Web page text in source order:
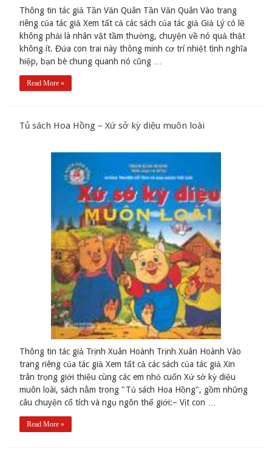
Thông tin tác giả Tần Vǎn Quân Tần Vǎn Quân Vào trang
riêng của tác giả Xem tất cả các sách của tác giả Giả Lý có lẽ
không phải là nhân vật tầm thường, chuyện về nó quả thật
không ít. Đứa con trai này thông minh cơ trí nhiệt tình nghĩa
hiệp, bạn bè chung quanh nó cũng …
Read More »
Tủ sách Hoa Hồng – Xứ sở kỳ diệu muôn loài
Thông tin tác giả Trịnh Xuân Hoành Trịnh Xuân Hoành Vào
trang riêng của tác giả Xem tất cả các sách của tác giả Xin
trân trọng giới thiệu cùng các em nhỏ cuốn Xứ sở kỳ diệu
muôn loài, sách nằm trong "Tủ sách Hoa Hồng", gồm những
câu chuyện cổ tích và ngụ ngôn thế giới:– Vịt con …
Read More »